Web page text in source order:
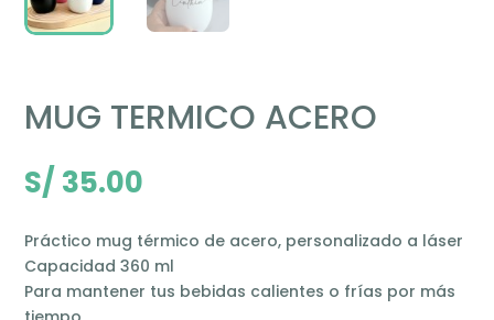
MUG TERMICO ACERO
S/ 35.00
Práctico mug térmico de acero, personalizado a láser
Capacidad 360 ml
Para mantener tus bebidas calientes o frías por más